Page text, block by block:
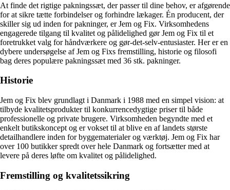
At finde det rigtige pakningssæt, der passer til dine behov, er afgørende
for at sikre tætte forbindelser og forhindre lækager. Én producent, der
skiller sig ud inden for pakninger, er Jem og Fix. Virksomhedens
engagerede tilgang til kvalitet og pålidelighed gør Jem og Fix til et
foretrukket valg for håndværkere og gør-det-selv-entusiaster. Her er en
dybere undersøgelse af Jem og Fixs fremstilling, historie og filosofi
bag deres populære pakningssæt med 36 stk. pakninger.
Historie
Jem og Fix blev grundlagt i Danmark i 1988 med en simpel vision: at
tilbyde kvalitetsprodukter til konkurrencedygtige priser til både
professionelle og private brugere. Virksomheden begyndte med et
enkelt butikskoncept og er vokset til at blive en af landets største
detailhandlere inden for byggematerialer og værktøj. Jem og Fix har
over 100 butikker spredt over hele Danmark og fortsætter med at
levere på deres løfte om kvalitet og pålidelighed.
Fremstilling og kvalitetssikring